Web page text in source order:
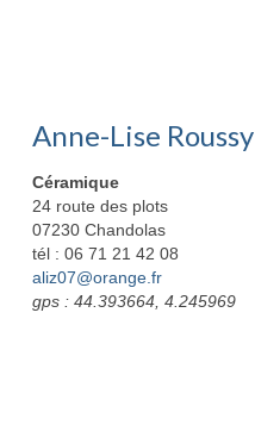
Anne-Lise Roussy
Céramique
24 route des plots
07230 Chandolas
tél : 06 71 21 42 08
aliz07@orange.fr
gps : 44.393664, 4.245969